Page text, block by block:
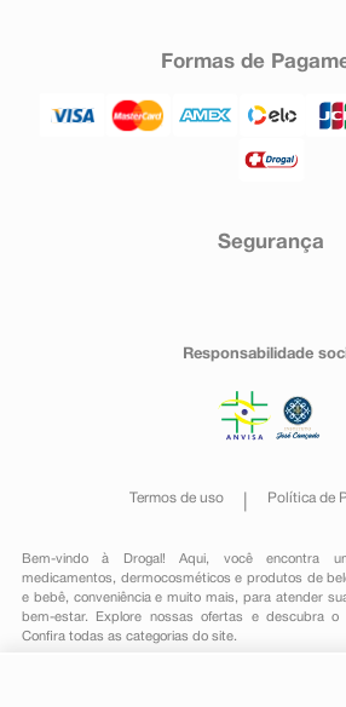
Formas de
Segurança
Responsabilidade
Termos de uso Política de
Bem-vindo à Drogal! Aqui, você encontra
medicamentos , dermocosméticos e produtos de
e bebê, conveniênciae muito mais, para atender
bem-estar. Explore nossas ofertas e descubra o
Confira todas as categorias do site.